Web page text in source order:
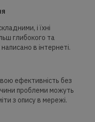
і їхні
глибокого та
в інтернеті.
ефективність без
проблеми можуть
з опису в мережі.